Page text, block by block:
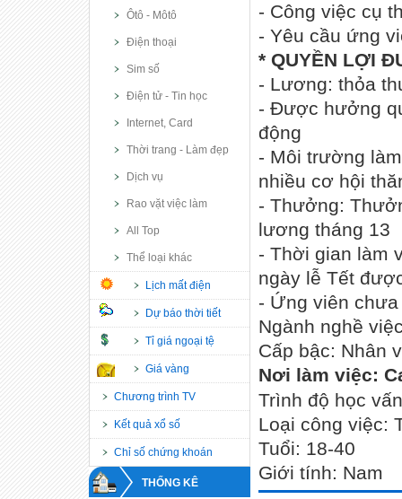
Ôtô - Môtô
Điện thoại
Sim số
Điện tử - Tin học
Internet, Card
Thời trang - Làm đẹp
Dịch vụ
Rao vặt việc làm
All Top
Thể loại khác
Lịch mất điện
Dự báo thời tiết
Tỉ giá ngoại tệ
Giá vàng
Chương trình TV
Kết quả xổ số
Chỉ số chứng khoán
THỐNG KÊ
- Công việc cụ
- Yêu cầu ứng
* QUYỀN LỢI
- Lương: thỏa
- Được hưởng
động
- Môi trường
nhiều cơ hội
- Thưởng:
lương tháng 13
- Thời gian làm
ngày lễ Tết
- Ứng viên
Ngành nghề
Cấp bậc: Nhân
Nơi làm việc:
Trình độ học
Loại công việc:
Tuổi: 18-40
Giới tính: Nam